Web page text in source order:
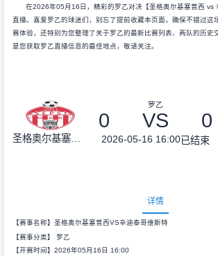
在2026年05月16日，精彩的罗乙对决【圣格奥尔基塞普西 vs
直播。喜爱罗乙的球迷们，别忘了提前收藏本页面，确保不错过这
赛体验，还特别为您整理了关于罗乙的最新比赛列表、两队的历史
是您获取罗乙直播信息的最佳地点，敬请关注。
圣格奥尔基塞普西
罗乙
0 VS 0
2026-05-16 16:00已结束
详情
【赛事名称】圣格奥尔基塞普西VS辛迪泰哥维斯特
【赛事分类】 罗乙
【开赛时间】2026年05月16日 16:00